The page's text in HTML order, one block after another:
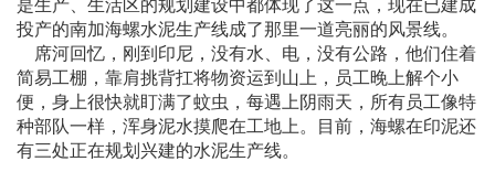
投产的南加海螺水泥生产线成了那里一道亮丽的风景线。
席河回忆，刚到印尼，没有水、电，没有公路，他们住着
简易工棚，靠肩挑背扛将物资运到山上，员工晚上解个小
便，身上很快就盯满了蚊虫，每遇上阴雨天，所有员工像特
种部队一样，浑身泥水摸爬在工地上。目前，海螺在印泥还
有三处正在规划兴建的水泥生产线。